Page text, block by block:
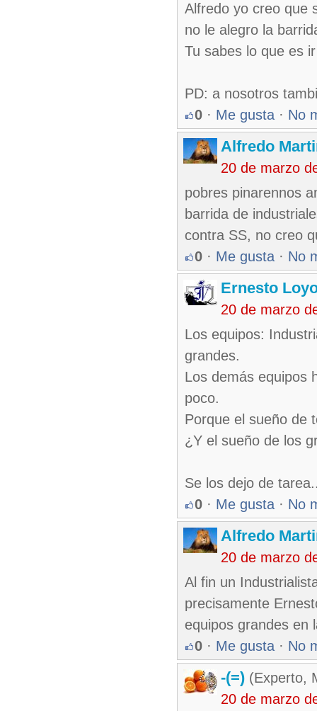
Alfredo yo creo que
no le alegro la
Tu sabes lo que es
PD: a nosotros
0 · Me gusta · No
Alfredo
20 de marzo
pobres pinarennos
barrida de
contra SS, no creo
0 · Me gusta · No
Ernesto
20 de marzo
Los equipos:
grandes.
Los demás equipos
poco.
Porque el sueño de
¿Y el sueño de los
Se los dejo de
0 · Me gusta · No
Alfredo
20 de marzo
Al fin un
precisamente
equipos grandes en
0 · Me gusta · No
-(=) (Experto,
20 de marzo